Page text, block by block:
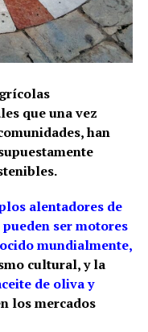
que una vez
han
alentadores de
ser motores
mundialmente,
cultural, y la
de oliva y
los mercados